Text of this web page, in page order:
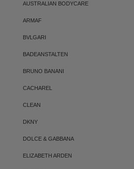
AUSTRALIAN BODYCARE
ARMAF
BVLGARI
BADEANSTALTEN
BRUNO BANANI
CACHAREL
CLEAN
DKNY
DOLCE & GABBANA
ELIZABETH ARDEN